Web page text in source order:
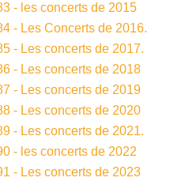
- les concerts de 2015
- Les Concerts de 2016.
- Les concerts de 2017.
- Les concerts de 2018
- Les concerts de 2019
- Les concerts de 2020
- Les concerts de 2021.
- les concerts de 2022
- Les concerts de 2023